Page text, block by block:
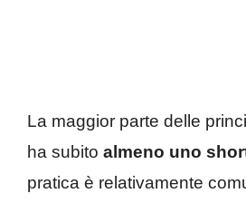
La maggior parte delle
ha subito almeno uno
pratica è relativamente